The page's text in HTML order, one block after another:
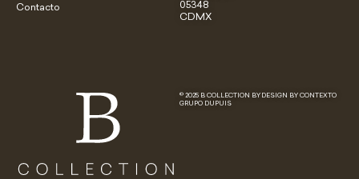
Contacto
05348
CDMX
© 2025 B COLLECTION BY
GRUPO DUPUIS
DESIGN BY CONTEXTO